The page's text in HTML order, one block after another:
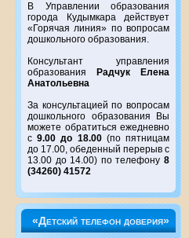
В Управлении образования
города Кудымкара действует
«Горячая линия» по вопросам
дошкольного образования.
Консультант управления
образования
Радчук Елена
Анатольевна
За консультацией по вопросам
дошкольного образования Вы
можете обратиться ежедневно
с9.00 до 18.00(по пятницам
до 17.00, обеденный перерыв с
13.00 до 14.00) по телефону 8
(34260) 41572
«Детский телефон доверия»